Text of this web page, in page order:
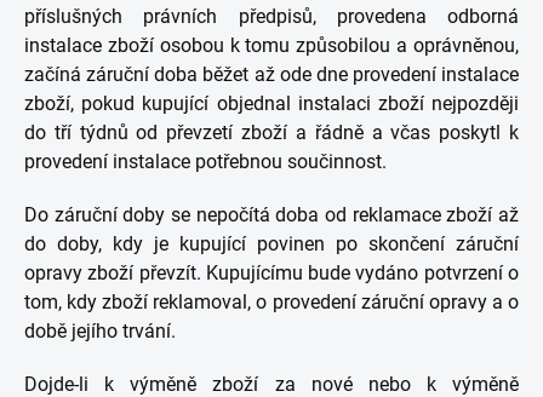
příslušných právních předpisů, provedena odborná
instalace zboží osobou k tomu způsobilou a oprávněnou,
začíná záruční doba běžet až ode dne provedení instalace
zboží, pokud kupující objednal instalaci zboží nejpozději
do tří týdnů od převzetí zboží a řádně a včas poskytl k
provedení instalace potřebnou součinnost.
Do záruční doby se nepočítá doba od reklamace zboží až
do doby, kdy je kupující povinen po skončení záruční
opravy zboží převzít. Kupujícímu bude vydáno potvrzení o
tom, kdy zboží reklamoval, o provedení záruční opravy a o
době jejího trvání.
Dojde-li k výměně zboží za nové nebo k výměně